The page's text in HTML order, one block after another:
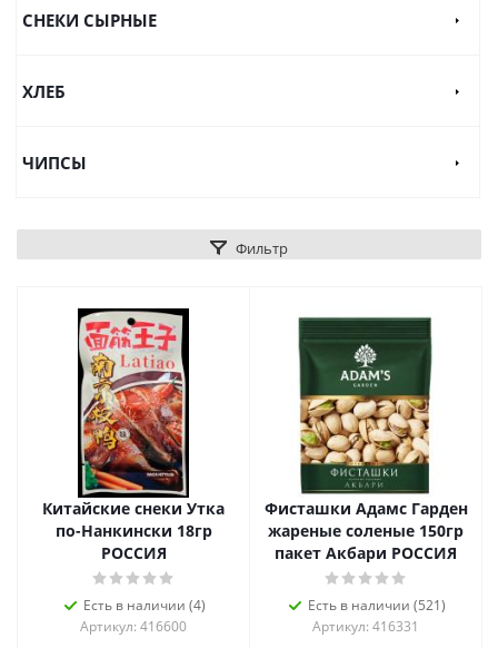
СНЕКИ СЫРНЫЕ
ХЛЕБ
ЧИПСЫ
Фильтр
Китайские снеки Утка
по-Нанкински 18гр
РОССИЯ
Есть в наличии (4)
Артикул: 416600
Фисташки Адамс Гарден
жареные соленые 150гр
пакет Акбари РОССИЯ
Есть в наличии (521)
Артикул: 416331